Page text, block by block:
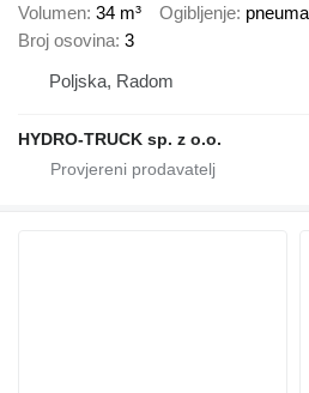
Volumen 34 m³ Ogibljenje
Broj osovina 3
Poljska, Radom
HYDRO-TRUCK sp. z o.o.